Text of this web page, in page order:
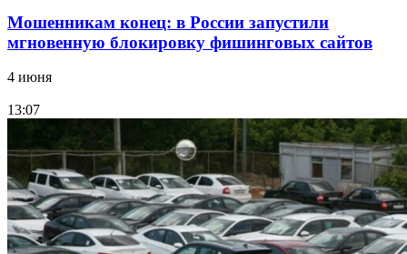
Мошенникам конец: в России запустили
мгновенную блокировку фишинговых сайтов
4 июня
13:07